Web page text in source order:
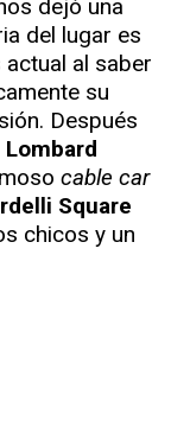
dejó una
del lugar es
al saber
su
Después
Lombard
cable car
Square
chicos y un